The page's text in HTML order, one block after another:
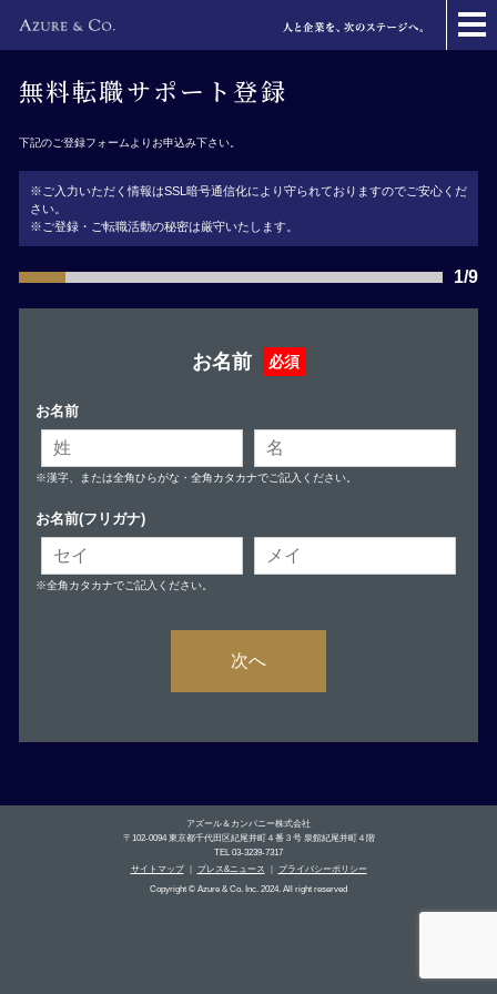
無料転職サポート登録
下記のご登録フォームよりお申込み下さい。
※ご入力いただく情報はSSL暗号通信化により守られておりますのでご安心くだ
さい。
※ご登録・ご転職活動の秘密は厳守いたします。
1/9
お名前 必須
お名前
※漢字、または全角ひらがな・全角カタカナでご記入ください。
お名前(フリガナ)
※全角カタカナでご記入ください。
次へ
アズール＆カンパニー株式会社
〒102-0094 東京都千代田区紀尾井町４番３号 泉館紀尾井町４階
TEL 03-3239-7317
サイトマップ｜ プレス&ニュース
プライバシーポリシー
Copyright © Azure & Co. Inc. 2024. All right reserved